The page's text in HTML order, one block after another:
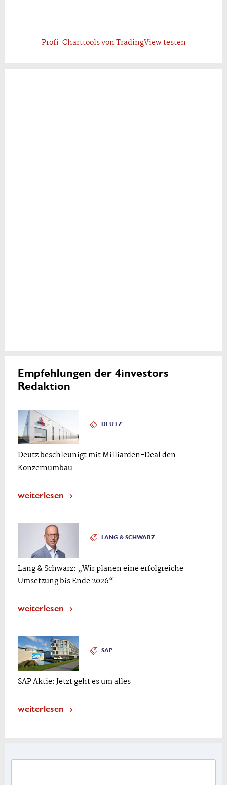
Profi-Charttools von TradingView testen
Empfehlungen der 4investors
Redaktion
DEUTZ
Deutz beschleunigt mit Milliarden-Deal den
Konzernumbau
weiterlesen
LANG & SCHWARZ
Lang & Schwarz: „Wir planen eine erfolgreiche
Umsetzung bis Ende 2026“
weiterlesen
SAP
SAP Aktie: Jetzt geht es um alles
weiterlesen